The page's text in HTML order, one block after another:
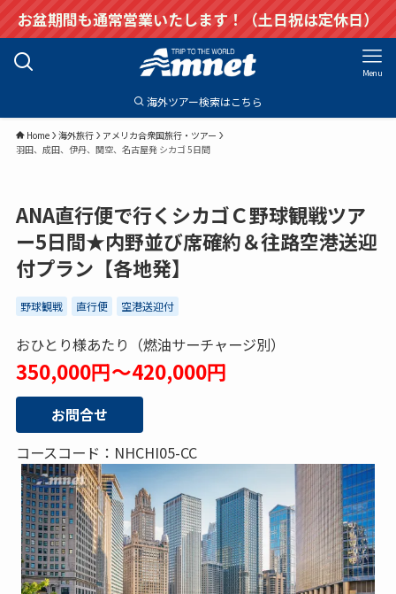
お盆期間も通常営業いたします！（土日祝は定休日）
Menu
海外ツアー検索はこちら
Home 海外旅行
アメリカ合衆国旅行・ツアー
羽田、成田、伊丹、関空、名古屋発 シカゴ 5日間
ANA直行便で行くシカゴＣ野球観戦ツア
ー5日間★内野並び席確約＆往路空港送迎
付プラン【各地発】
野球観戦 直行便 空港送迎付
おひとり様あたり（燃油サーチャージ別）
350,000円～420,000円
お問合せ
コースコード：NHCHI05-CC